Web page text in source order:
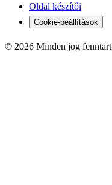
Oldal készítői
Cookie-beállítások
© 2026 Minden jog